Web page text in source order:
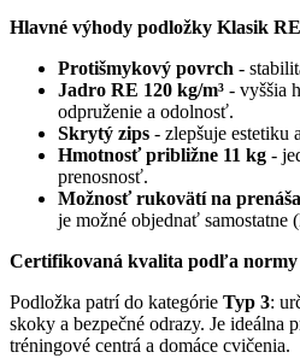
Hlavné výhody podložky Klasik
Protišmykový povrch -
Jadro RE 120 kg/m³ - vyššia
odpruženie a odolnosť.
Skrytý zips - zlepšuje estetiku
Hmotnosť približne 11 kg -
prenosnosť.
Možnosť rukovätí na
je možné objednať samostatne
Certifikovaná kvalita podľa normy
Podložka patrí do kategórie Typ 3:
skoky a bezpečné odrazy. Je ideálna
tréningové centrá a domáce cvičenia.